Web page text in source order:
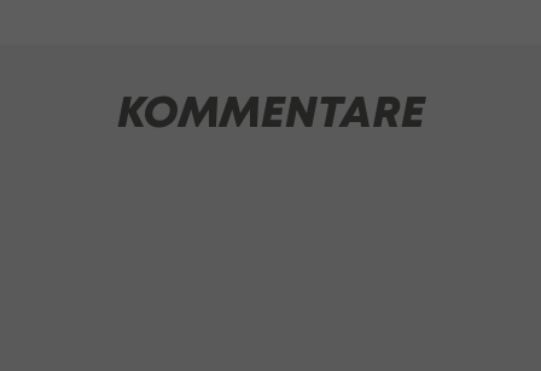
KOMMENTARE